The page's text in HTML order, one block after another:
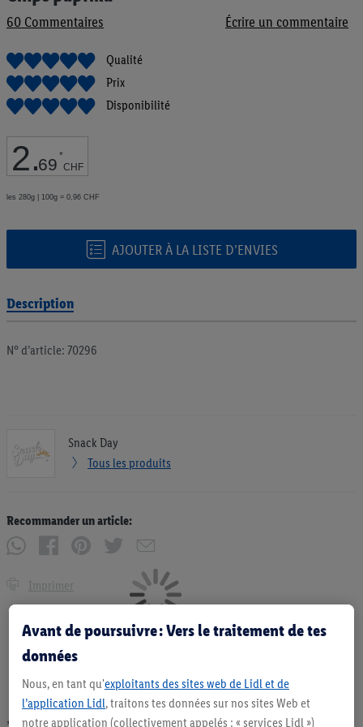
60 Commentaires Écrire un commentaire
Qualité
Prix
Disponibilité
2.69 *
CHF
les 280g | 100g = 0,96 CHF
AJOUTER À LA LISTE D’ENVIES
la
d’images
Description
N° d’article: 70296
Snack Day
Tous les produits
Recommander un article:
Imprimer
Avant de poursuivre : Vers le traitement de tes
données
Nous, en tant qu'exploitants des sites web de Lidl et de
l’application Lidl, traitons tes données sur nos sites Web et
notre application (collectivement appelés : « services Lidl »)